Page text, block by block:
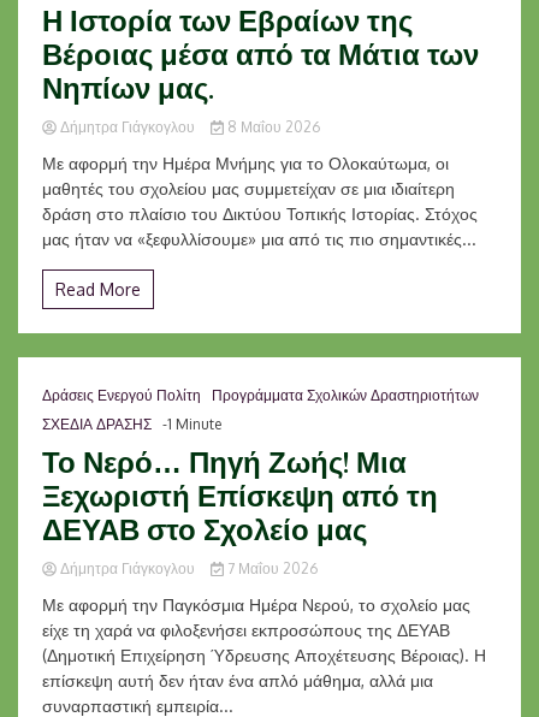
Η Ιστορία των Εβραίων της
Βέροιας μέσα από τα Μάτια των
Νηπίων μας.
Δήμητρα Γιάγκογλου 8 Μαΐου 2026
Με αφορμή την Ημέρα Μνήμης για το Ολοκαύτωμα, οι
μαθητές του σχολείου μας συμμετείχαν σε μια ιδιαίτερη
δράση στο πλαίσιο του Δικτύου Τοπικής Ιστορίας. Στόχος
μας ήταν να «ξεφυλλίσουμε» μια από τις πιο σημαντικές...
Read More
Δράσεις Ενεργού Πολίτη
Προγράμματα Σχολικών Δραστηριοτήτων
ΣΧΕΔΙΑ ΔΡΑΣΗΣ -1 Minute
Το Νερό… Πηγή Ζωής! Μια
Ξεχωριστή Επίσκεψη από τη
ΔΕΥΑΒ στο Σχολείο μας
Δήμητρα Γιάγκογλου 7 Μαΐου 2026
Με αφορμή την Παγκόσμια Ημέρα Νερού, το σχολείο μας
είχε τη χαρά να φιλοξενήσει εκπροσώπους της ΔΕΥΑΒ
(Δημοτική Επιχείρηση Ύδρευσης Αποχέτευσης Βέροιας). Η
επίσκεψη αυτή δεν ήταν ένα απλό μάθημα, αλλά μια
συναρπαστική εμπειρία...